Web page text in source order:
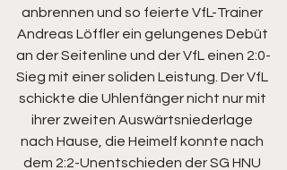
anbrennen und so feierte VfL-Trainer
Andreas Löffler ein gelungenes Debüt
an der Seitenline und der VfL einen 2:0-
Sieg mit einer soliden Leistung. Der VfL
schickte die Uhlenfänger nicht nur mit
ihrer zweiten Auswärtsniederlage
nach Hause, die Heimelf konnte nach
dem 2:2-Unentschieden der SG HNU